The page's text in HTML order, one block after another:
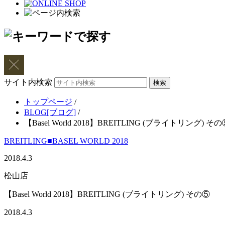
サイト内検索
トップページ /
BLOG[ブログ] /
【Basel World 2018】BREITLING (ブライトリング) そ
BREITLING■BASEL WORLD 2018
2018.4.3
松山店
【Basel World 2018】BREITLING (ブライトリング) その⑤
2018.4.3